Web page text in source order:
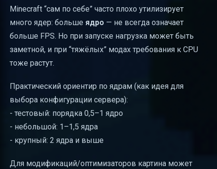
Minecraft “сам по себе” часто плохо утилизирует
много ядер: больше ядро — не всегда означает
больше FPS. Но при запуске нагрузка может быть
заметной, и при “тяжёлых” модах требования к CPU
тоже растут.
Практический ориентир по ядрам (как идея для
выбора конфигурации сервера):
- тестовый: порядка 0,5–1 ядро
- небольшой: 1–1,5 ядра
- крупный: 2 ядра и выше
Для модификаций/оптимизаторов картина может